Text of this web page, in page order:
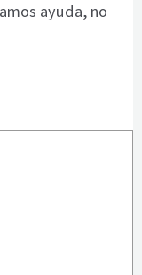
ayuda, no